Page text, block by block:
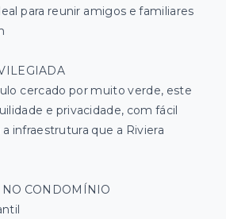
para reunir amigos e familiares
cercado por muito verde, este
e privacidade, com fácil
infraestrutura que a Riviera
CONDOMÍNIO